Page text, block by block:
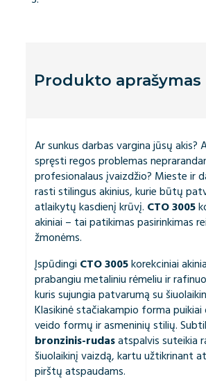
Produkto aprašymas
Ar sunkus darbas vargina jūsų akis?
spręsti regos problemas
profesionalaus įvaizdžio? Mieste ir
rasti stilingus akinius, kurie būtų
atlaikytų kasdienį krūvį. CTO 3005
akiniai – tai patikimas pasirinkimas
žmonėms.
Įspūdingi CTO 3005korekciniai
prabangiu metaliniu rėmeliu ir
kuris sujungia patvarumą su
Klasikinė stačiakampio forma
veido formų ir asmeninių stilių.
bronzinis-rudasatspalvis suteikia
šiuolaikinį vaizdą, kartu užtikrinant
pirštų atspaudams.